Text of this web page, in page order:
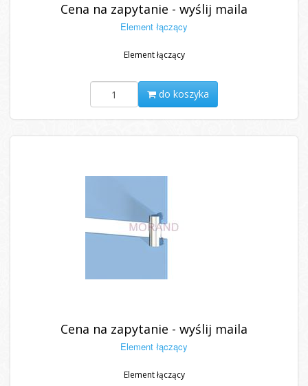
Cena na zapytanie - wyślij maila
Element łączący
Element łączący
do koszyka
Cena na zapytanie - wyślij maila
Element łączący
Element łączący